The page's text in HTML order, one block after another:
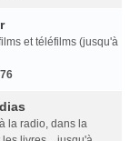
et téléfilms (jusqu'à
la radio, dans la